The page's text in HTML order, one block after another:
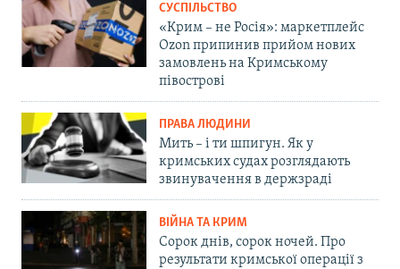
СУСПІЛЬСТВО
«Крим – не Росія»: маркетплейс
Ozon припинив прийом нових
замовлень на Кримському
півострові
ПРАВА ЛЮДИНИ
Мить – і ти шпигун. Як у
кримських судах розглядають
звинувачення в держзраді
ВІЙНА ТА КРИМ
Сорок днів, сорок ночей. Про
результати кримської операції з